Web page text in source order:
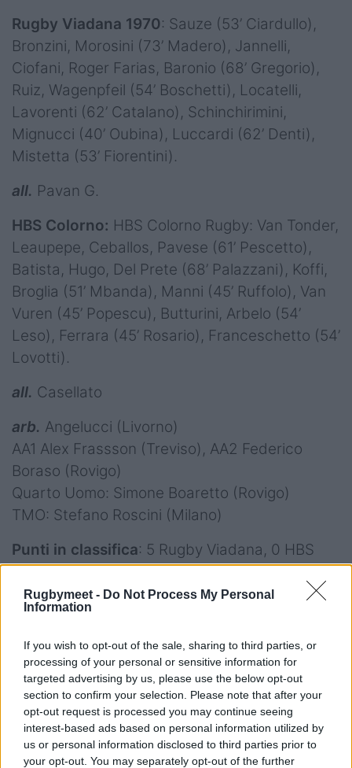
Rugbymeet - Do Not Process My Personal
Information
If you wish to opt-out of the sale, sharing to third parties, or
processing of your personal or sensitive information for
targeted advertising by us, please use the below opt-out
section to confirm your selection. Please note that after your
opt-out request is processed you may continue seeing
interest-based ads based on personal information utilized by
us or personal information disclosed to third parties prior to
your opt-out. You may separately opt-out of the further
Rugby Viadana 1970: Sauze (53’ Ciardullo),
Bronzini, Morosini (73’ Madero), Jannelli,
Ciofani, Roger Farias, Baronio (68’ Gregorio),
Ruiz, Wagenpfeil (54’ Boschetti), Locatelli,
Lavorenti (62’ Catalano), Schinchirimini,
Mignucci (40’ Oubina), Luccardi (62’ Denti),
Mistetta (53’ Fiorentini).
all. Pavan G.
HBS Colorno: HBS Colorno Rugby: Van Tonder,
Leaupepe, Ceballos, Pavese (61’ Pescetto),
Batista, Hugo, Del Prete (68’ Palazzani), Koffi,
Broglia (51’ Mbanda), Manni (45’ Ruffolo), Van
Vuren (45’ Popescu), Butturini, Arbelo (54’
Leso), Ferrara (45’ Rosario), Franceschetto (54’
Lovotti).
all. Casellato
arb. Angelucci (Livorno)
AA1 Alex Frassson (Treviso), AA2 Federico
Boraso (Rovigo)
Quarto Uomo: Simone Boaretto (Rovigo)
TMO: Stefano Roscini (Milano)
Punti in classifica: 5 Rugby Viadana, 0 HBS
Colorno
Note: Note: giornata mite e soleggiata, circa
23°, campo in perfette condizioni.
Spettatori: 3.000
Playoff – Girone 1 – I giornata – 27.04.24
Rugby Viadana 1970 v HBS Colorno
Classifica:Rugby Viadana 1970 punti 5; HBS